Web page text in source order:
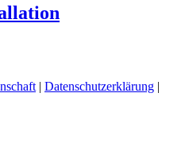
| Datenschutzerklärung |